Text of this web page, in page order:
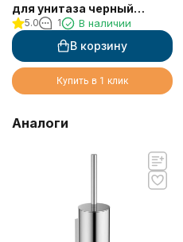
для унитаза черный
квадратный к стене
(колба пластиковая)
5.0 1 В наличии
В корзину
Купить в 1 клик
Аналоги